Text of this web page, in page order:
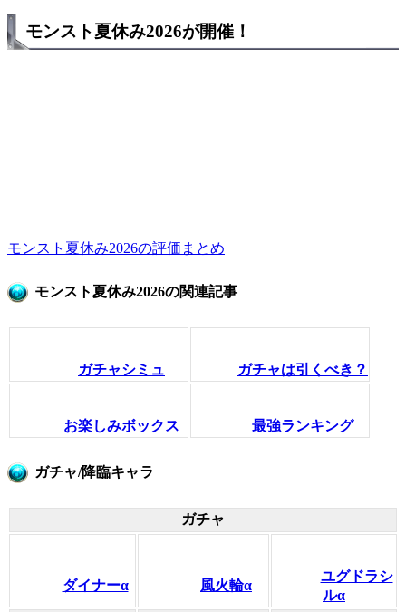
モンスト夏休み2026が開催！
モンスト夏休み2026の評価まとめ
モンスト夏休み2026の関連記事
ガチャシミュ ガチャは引くべき？
お楽しみボックス 最強ランキング
ガチャ/降臨キャラ
ガチャ
ダイナーα 風火輪α
ユグドラシ
ルα